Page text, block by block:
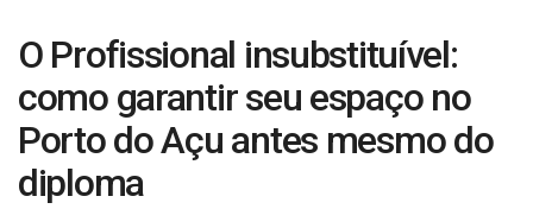
O Profissional insubstituível:
como garantir seu espaço no
Porto do Açu antes mesmo do
diploma